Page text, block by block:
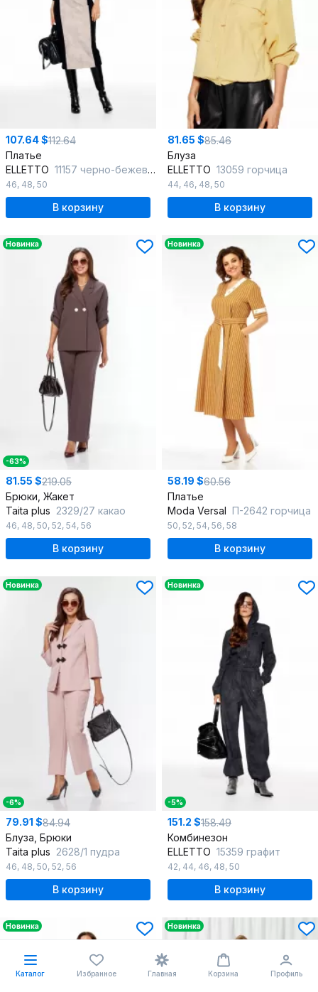
107.64 $112.64
Платье
ELLETTO 11157 черно-бежевый
46, 48, 50
В корзину
81.65 $85.46
Блуза
ELLETTO 13059 горчица
44, 46, 48, 50
В корзину
Новинка
-63%
81.55 $219.05
Брюки, Жакет
Taita plus 2329/27 какао
46, 48, 50, 52, 54, 56
В корзину
Новинка
58.19 $60.56
Платье
Moda Versal П-2642 горчица
50, 52, 54, 56, 58
В корзину
Новинка
-6%
79.91 $84.94
Блуза, Брюки
Taita plus 2628/1 пудра
46, 48, 50, 52, 56
В корзину
Новинка
-5%
151.2 $158.49
Комбинезон
ELLETTO 15359 графит
42, 44, 46, 48, 50
В корзину
Новинка Новинка
Каталог Избранное Главная Корзина Профиль